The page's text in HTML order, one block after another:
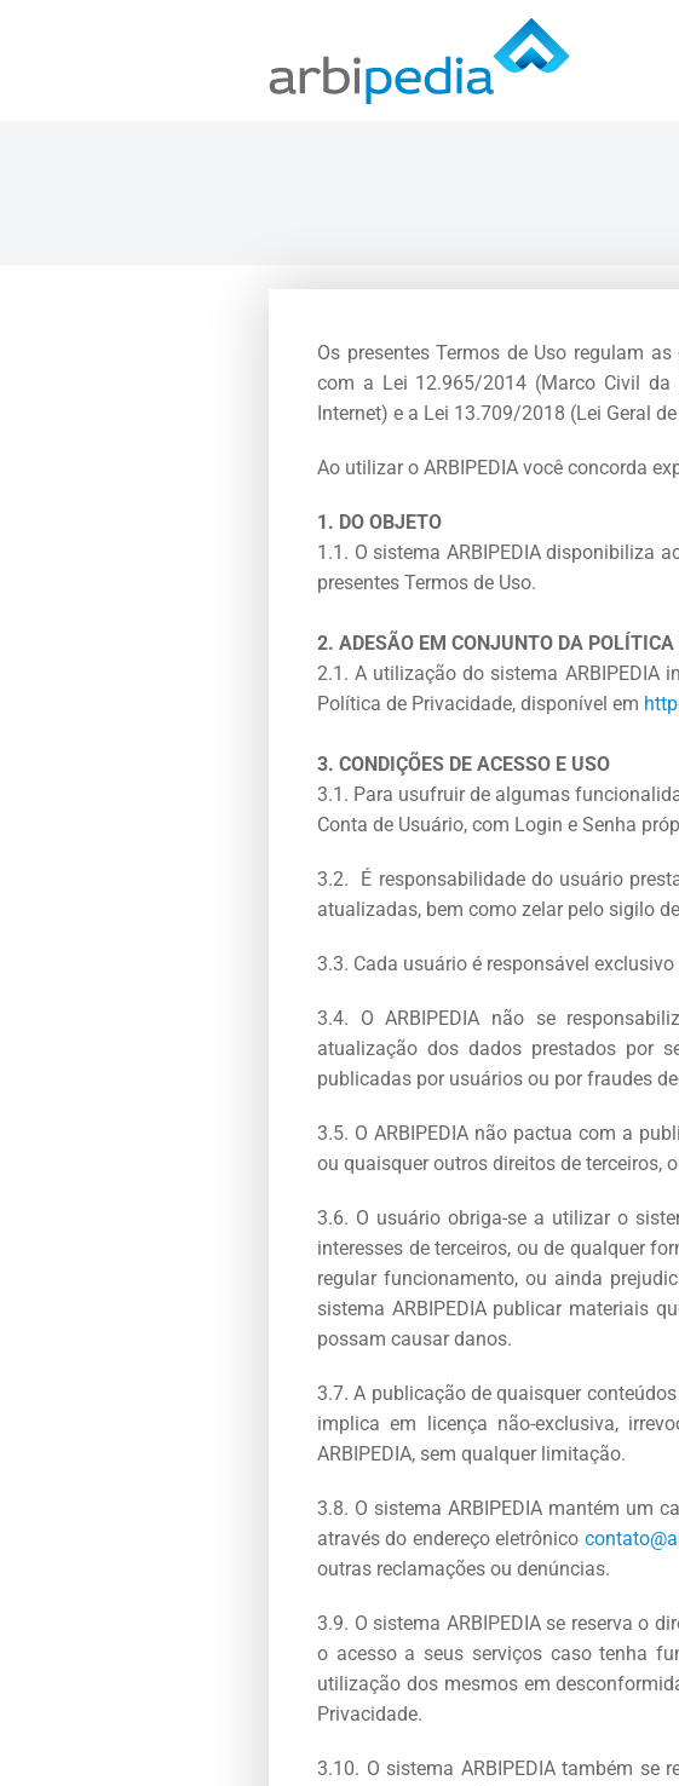
Os presentes Termos de Uso regulam
com a Lei 12.965/2014 (Marco Civil da
Internet) e a Lei 13.709/2018 (Lei Geral
Ao utilizar o ARBIPEDIA você concorda
1. DO OBJETO
1.1. O sistema ARBIPEDIA disponibiliza
presentes Termos de Uso.
2. ADESÃO EM CONJUNTO DA POLÍTICA
2.1. A utilização do sistema ARBIPEDIA
Política de Privacidade, disponível em
3. CONDIÇÕES DE ACESSO E USO
3.1. Para usufruir de algumas
Conta de Usuário, com Login e Senha
3.2. É responsabilidade do usuário
atualizadas, bem como zelar pelo sigilo
3.3. Cada usuário é responsável
3.4. O ARBIPEDIA não se
atualização dos dados prestados por
publicadas por usuários ou por fraudes
3.5. O ARBIPEDIA não pactua com a
ou quaisquer outros direitos de terceiros,
3.6. O usuário obriga-se a utilizar o
interesses de terceiros, ou de qualquer
regular funcionamento, ou ainda
sistema ARBIPEDIA publicar materiais
possam causar danos.
3.7. A publicação de quaisquer
implica em licença não-exclusiva,
ARBIPEDIA, sem qualquer limitação.
3.8. O sistema ARBIPEDIA mantém um
através do endereço eletrônico
outras reclamações ou denúncias.
3.9. O sistema ARBIPEDIA se reserva o
o acesso a seus serviços caso tenha
utilização dos mesmos em
Privacidade.
3.10. O sistema ARBIPEDIA também se